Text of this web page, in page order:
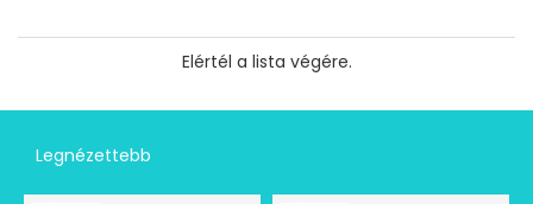
Elértél a lista végére.
Legnézettebb